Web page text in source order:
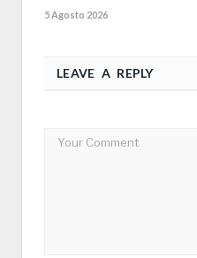
5 Agosto 2026
LEAVE A REPLY